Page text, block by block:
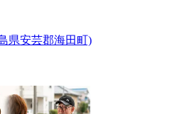
県安芸郡海田町)